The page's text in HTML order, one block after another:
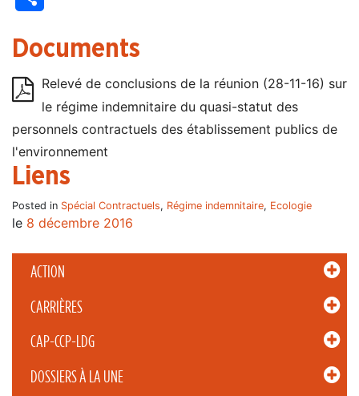
ACTION
CARRIÈRES
CAP-CCP-LDG
DOSSIERS À LA UNE
Documents
Relevé de conclusions de la réunion (28-11-16) sur
le régime indemnitaire du quasi-statut des
personnels contractuels des établissement publics de
l'environnement
Liens
Posted in Spécial Contractuels, Régime indemnitaire, Ecologie
le 8 décembre 2016